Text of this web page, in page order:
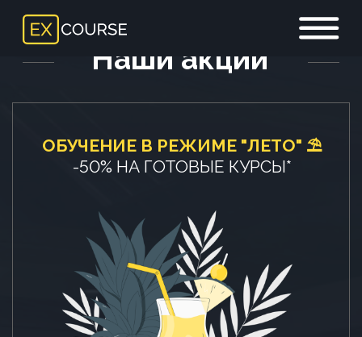
Наши акции
ОБУЧЕНИЕ В РЕЖИМЕ "ЛЕТО" ⛱